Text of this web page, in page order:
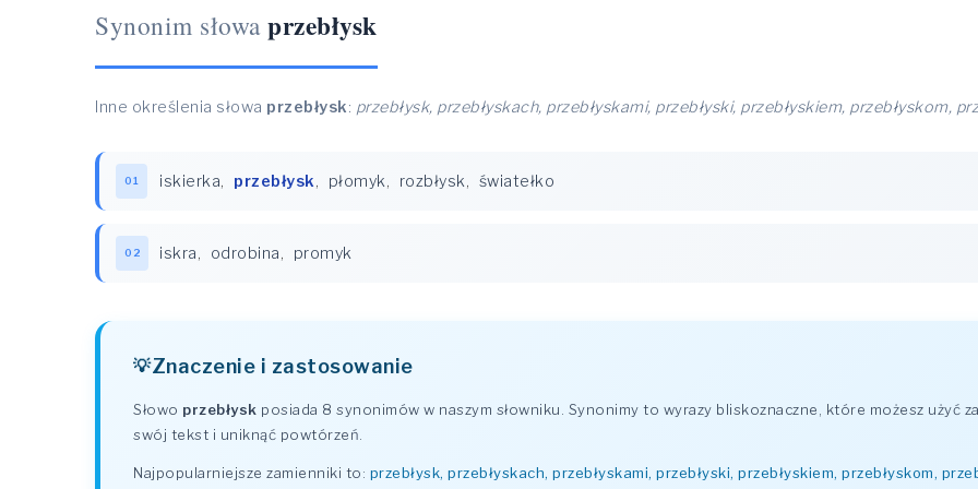
Synonim słowa przebłysk
Inne określenia słowa przebłysk: przebłysk, przebłyskach, przebłyskami, przebłyski, przebłyskiem, przebłyskom,
01 iskierka, przebłysk, płomyk, rozbłysk, światełko
02 iskra, odrobina, promyk
Znaczenie i zastosowanie
Słowo przebłysk posiada 8 synonimów w naszym słowniku. Synonimy to wyrazy bliskoznaczne, które możesz użyć
swój tekst i uniknąć powtórzeń.
Najpopularniejsze zamienniki to: przebłysk, przebłyskach, przebłyskami, przebłyski, przebłyskiem, przebłyskom,